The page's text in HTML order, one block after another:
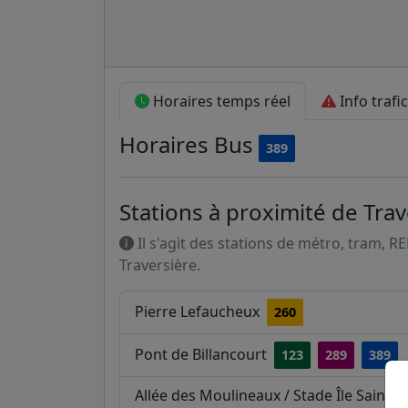
Horaires temps réel Info trafic
Horaires Bus 389
Stations à proximité de
Il s'agit des stations de métro, tram,
Traversière.
Pierre Lefaucheux 260
Pont de Billancourt 123 289 389
Allée des Moulineaux / Stade Île Saint-